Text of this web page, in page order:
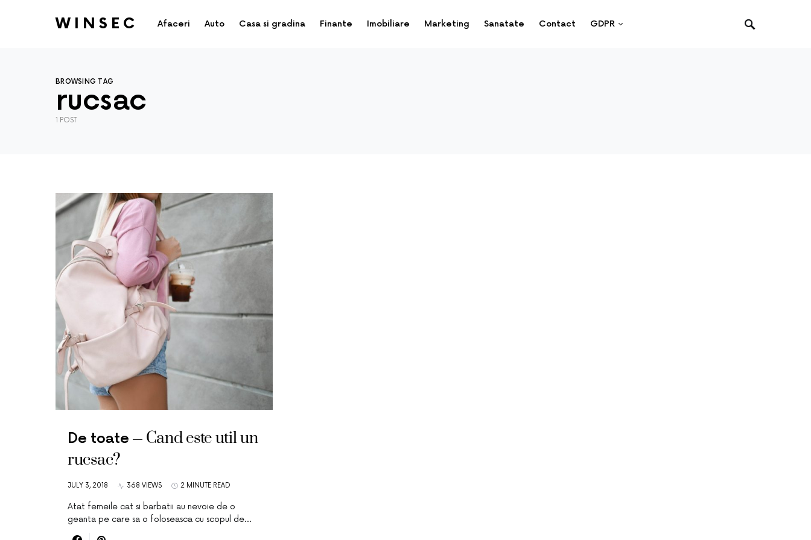
WINSEC Afaceri Auto Casa si gradina Finante Imobiliare Marketing Sanatate Contact GDPR
BROWSING TAG
rucsac
1 POST
De toate
Cand este util un
rucsac?
JULY 3, 2018 368 VIEWS 2 MINUTE READ
Atat femeile cat si barbatii au nevoie de o
geanta pe care sa o foloseasca cu scopul de…